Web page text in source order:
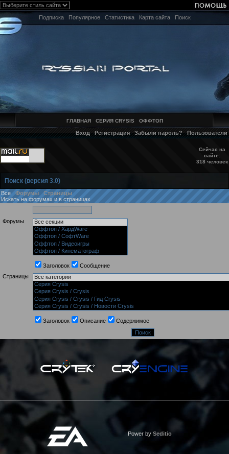
Подписка Популярное Статистика Карта сайта Поиск
ГЛАВНАЯ СЕРИЯ CRYSIS ОФФТОП
Вход Регистрация Забыли пароль? Пользователи
Сейчас на
сайте:
318 человек
Поиск (версия 3.0)
Все Форумы
Страницы
Искать на форумах и в страницах
Форумы
Заголовок
Сообщение
Страницы
Заголовок Описание Содержимое
Power by Seditio